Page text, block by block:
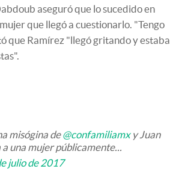
aseguró que lo sucedido en
que llegó a cuestionarlo. "Tengo
que Ramírez "llegó gritando y estaba
misógina de@confamiliamxy Juan
una mujer públicamente...
julio de 2017